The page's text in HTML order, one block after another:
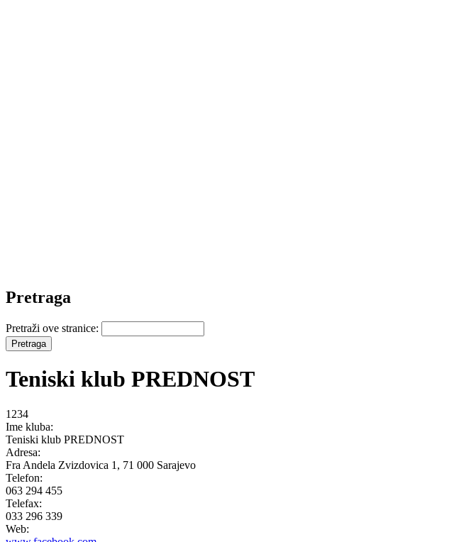
Pretraga
Pretraži ove stranice:
Teniski klub PREDNOST
1234
Ime kluba:
Teniski klub PREDNOST
Adresa:
Fra Andela Zvizdovica 1, 71 000 Sarajevo
Telefon:
063 294 455
Telefax:
033 296 339
Web: